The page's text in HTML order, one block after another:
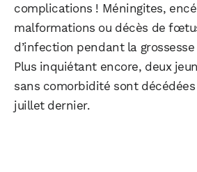
complications ! Méningites,
malformations ou décès de
d’infection pendant la
Plus inquiétant encore, deux
sans comorbidité sont
juillet dernier.